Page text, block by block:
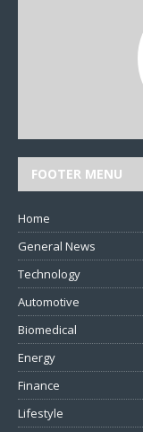
FOOTER MENU
Home
General News
Technology
Automotive
Biomedical
Energy
Finance
Lifestyle